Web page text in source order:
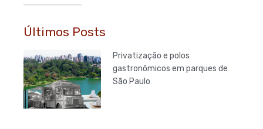
Últimos Posts
Privatização e polos
gastronômicos em parques de
São Paulo